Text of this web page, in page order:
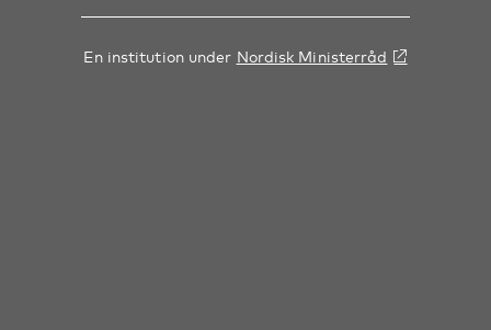
En institution under Nordisk Ministerråd